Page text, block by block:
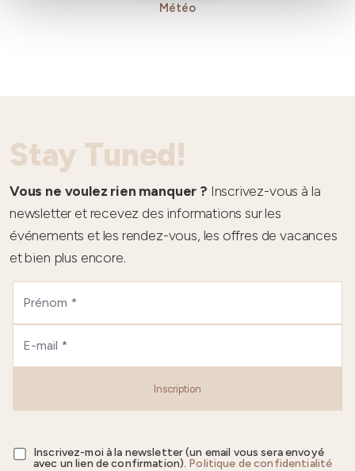
Météo
Stay Tuned!
Vous ne voulez rien manquer ? Inscrivez-vous à la
newsletter et recevez des informations sur les
événements et les rendez-vous, les offres de vacances
et bien plus encore.
Inscription
Inscrivez-moi à la newsletter (un email vous sera envoyé
avec un lien de confirmation). Politique de confidentialité